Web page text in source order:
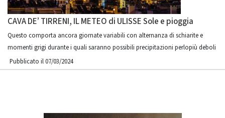
CAVA DE’ TIRRENI, IL METEO di ULISSE Sole e pioggia
Questo comporta ancora giornate variabili con alternanza di schiarite e
momenti grigi durante i quali saranno possibili precipitazioni perlopiù deboli
Pubblicato il 07/03/2024